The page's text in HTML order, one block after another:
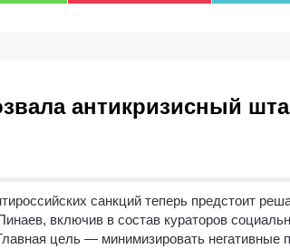
антикризисный
санкций теперь предстоит
включив в состав кураторов
цель — минимизировать негативные